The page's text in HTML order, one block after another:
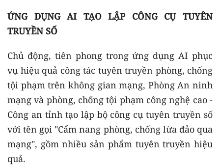
ỨNG DỤNG AI TẠO LẬP CÔNG CỤ TUYÊN
TRUYỀN SỐ
Chủ động, tiên phong trong ứng dụng AI phục
vụ hiệu quả công tác tuyên truyền phòng, chống
tội phạm trên không gian mạng, Phòng An ninh
mạng và phòng, chống tội phạm công nghệ cao -
Công an tỉnh tạo lập bộ công cụ tuyên truyền số
với tên gọi "Cẩm nang phòng, chống lừa đảo qua
mạng", gồm nhiều sản phẩm tuyên truyền hiệu
quả.